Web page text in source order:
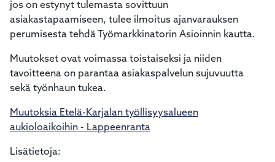
jos on estynyt tulemasta sovittuun
asiakastapaamiseen, tulee ilmoitus ajanvarauksen
perumisesta tehdä Työmarkkinatorin Asioinnin kautta.
Muutokset ovat voimassa toistaiseksi ja niiden
tavoitteena on parantaa asiakaspalvelun sujuvuutta
sekä työnhaun tukea.
Muutoksia Etelä-Karjalan työllisyysalueen
aukioloaikoihin - Lappeenranta
Lisätietoja: